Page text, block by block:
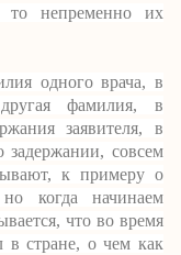
то непременно их
одного врача, в
фамилия, в
заявителя, в
задержании, совсем
к примеру о
когда начинаем
что во время
в стране, о чем как